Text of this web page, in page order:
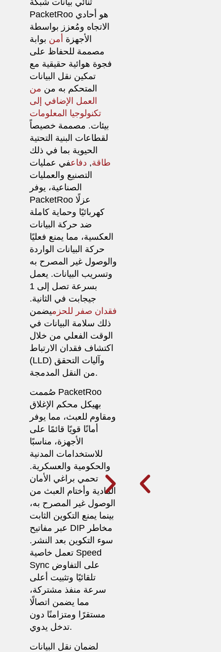
ثنائي بيانات شبكة
PacketRoo هو أحادي
الاتجاه ومُعزز بواسطة
الأجهزة أمن بوابة
مصممة للحفاظ على
فجوة هوائية حقيقية مع
تمكين نقل البيانات
المتحكم به من من
العمل الإضافي إلى
تكنولوجيا المعلومات
بيئات. مصممة خصيصاً
لقطاعات البنية التحتية
الحيوية بما في ذلك
طاقة, دفاعفي عمليات
التصنيع والعمليات
الصناعية، يوفر
PacketRoo عزلًا
كهربائيًا وحماية كاملة
ضد حركة البيانات
العكسية، مما يمنع فعليًا
حركة البيانات الواردة
والوصول غير المصرح به
وتسريب البيانات. يعمل
بسرعة تصل إلى 1
جيجابت في الثانية.
فقدان صفر للحزميضمن
ذلك سلامة البيانات في
الوقت الفعلي من خلال
اكتشاف فقدان الارتباط
(LLD) وآليات التحقق
من النقل المدمجة.
صُممت PacketRoo
بهيكل محكم الإغلاق
ومقاوم للعبث، مما يوفر
أمانًا قويًا قائمًا على
الأجهزة، مناسبًا
للاستخدامات المدنية
والحكومية والعسكرية.
تحمي براغي الأمان
المادية وأختام العبث من
الوصول غير المصرح به،
بينما يمنع التكوين الثابت
عبر مفاتيح DIP مخاطر
سوء التكوين بعد النشر.
تعمل خاصية Speed ​​
Sync على التفاوض
تلقائيًا وتثبيت أعلى
سرعة منفذ مشتركة،
مما يضمن اتصالًا
مستقرًا ومتزامنًا دون
تدخل يدوي.
لضمان نقل البيانات